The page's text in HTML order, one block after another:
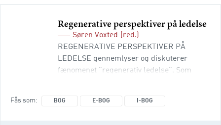
Regenerative perspektiver på ledelse
Søren Voxted
(red.)
REGENERATIVE PERSPEKTIVER PÅ
LEDELSE gennemlyser og diskuterer
fænomenet ”regenerativ ledelse”. Som
Fås som BOG E-BOG I-BOG